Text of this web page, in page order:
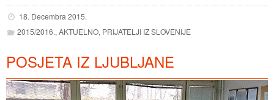
18. Decembra 2015.
2015/2016., AKTUELNO, PRIJATELJI IZ SLOVENIJE
POSJETA IZ LJUBLJANE